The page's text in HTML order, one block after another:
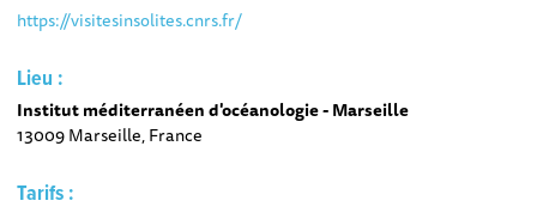
https://visitesinsolites.cnrs.fr/
Lieu :
Institut méditerranéen d'océanologie - Marseille
13009 Marseille, France
Tarifs :